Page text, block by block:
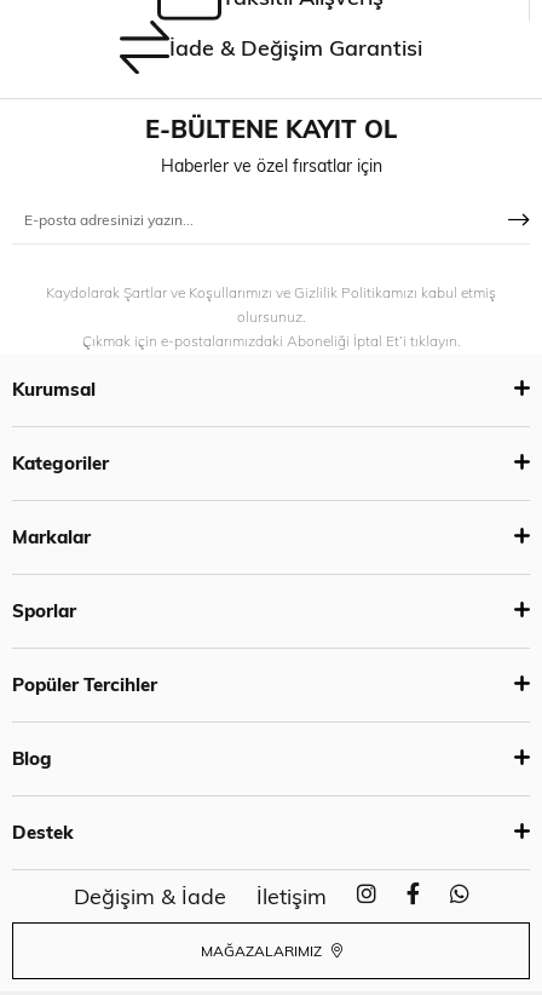
İade & Değişim Garantisi
E-BÜLTENE KAYIT OL
Haberler ve özel fırsatlar için
Kaydolarak Şartlar ve Koşullarımızı ve Gizlilik Politikamızı kabul etmiş
olursunuz.
Çıkmak için e-postalarımızdaki Aboneliği İptal Et’i tıklayın.
Kurumsal
Kategoriler
Markalar
Sporlar
Popüler Tercihler
Blog
Destek
Değişim & İade İletişim
MAĞAZALARIMIZ